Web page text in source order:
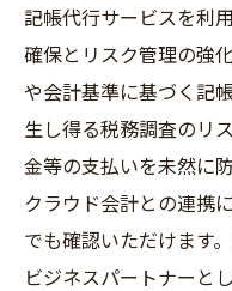
記帳代行サービスを利
確保とリスク管理の強
や会計基準に基づく記
生し得る税務調査のリ
金等の支払いを未然に
クラウド会計との連携
でも確認いただけます
ビジネスパートナーと